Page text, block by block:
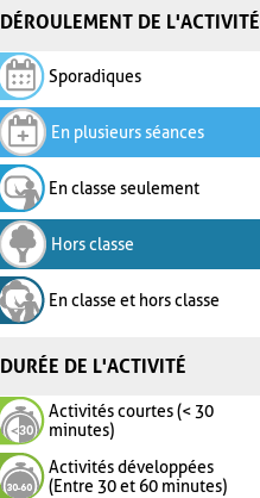
DÉROULEMENT DE L'ACTIVITÉ
Sporadiques
En plusieurs séances
En classe seulement
Hors classe
En classe et hors classe
DURÉE DE L'ACTIVITÉ
Activités courtes (< 30
minutes)
Activités développées
(Entre 30 et 60 minutes)